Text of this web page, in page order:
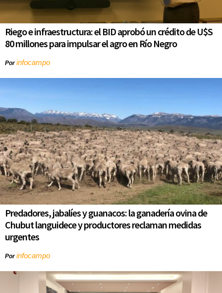
Riego e infraestructura: el BID aprobó un crédito de U$S
80 millones para impulsar el agro en Río Negro
Porinfocampo
Predadores, jabalíes y guanacos: la ganadería ovina de
Chubut languidece y productores reclaman medidas
urgentes
Porinfocampo